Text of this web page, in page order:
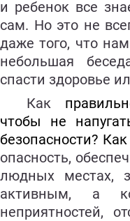
и ребенок все
сам. Но это не
даже того, что
небольшая
спасти здоровье
Как
чтобы не
безопасности? Как
опасность,
людных местах,
активным, а
неприятностей,